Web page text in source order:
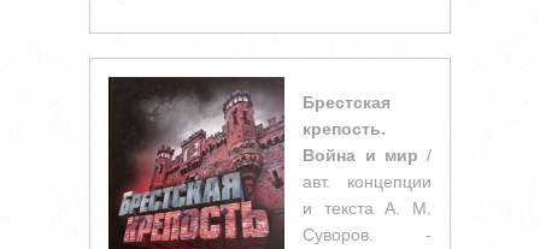
Брестская
крепость.
Война и мир /
авт. концепции
и текста А. М.
Суворов. -